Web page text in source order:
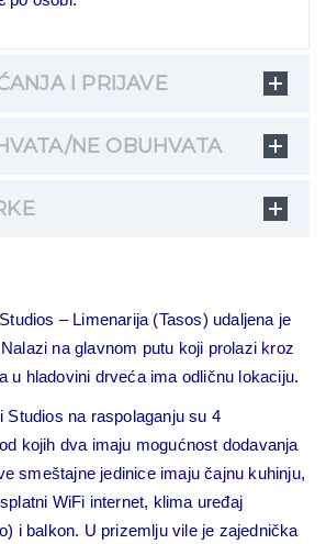
I PRIJAVE
NE OBUHVATA
– Limenarija (Tasos) udaljena je
na glavnom putu koji prolazi kroz
u hladovini drveća ima odličnu lokaciju.
Studios na raspolaganju su 4
kojih dva imaju mogućnost dodavanja
smeštajne jedinice imaju čajnu kuhinju,
WiFi internet, klima uređaj
i balkon. U prizemlju vile je zajednička